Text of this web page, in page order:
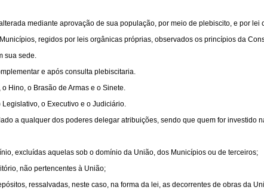
mediante aprovação de sua população, por meio de plebiscito, e por lei
regidos por leis orgânicas próprias, observados os princípios da
sua sede.
e após consulta plebiscitaria.
Hino, o Brasão de Armas e o Sinete.
o Executivo e o Judiciário.
a qualquer dos poderes delegar atribuições, sendo que quem for investido
excluídas aquelas sob o domínio da União, dos Municípios ou de terceiros;
não pertencentes à União;
ressalvadas, neste caso, na forma da lei, as decorrentes de obras da